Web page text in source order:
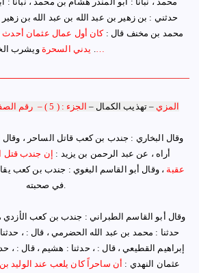
حدثني : بن زهير بن عبد الله بن عبد الله بن
محمد بن مخنف قال :كان أول عمال عثمان أحدث
يدني السحرة
المزي – تهذيب الكمال – الجزء : ( 5 ) – رقم الصفحة : (
وقال البخاري : جندب بن كعب قاتل الساحر ، وقال
أراه ، عن عبد الرحمن بن يزيد : إن جندب قتل
عقبة ، وقال أبو القاسم البغوي : جندب بن كعب
في صحبته.
وقال أبو القاسم الطبراني : جندب بن كعب
حدثنا : محمد بن عبد الله الحضرمي ، قال : ،
إبراهيم القطيعي ، قال : ، حدثنا : هشيم ، قال : ،
عثمان النهدي : أن ساحراً كان يلعب عند الوليد